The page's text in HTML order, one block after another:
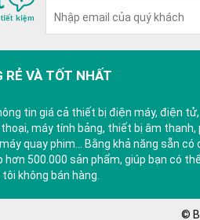
RẺ VÀ TỐT NHẤT
tin giá cả thiết bị điện máy, điện
máy tính bảng, thiết bị âm thanh,
quay phim... Bằng khả năng sẵn
500.000 sản phẩm, giúp bạn có
không bán hàng.
©